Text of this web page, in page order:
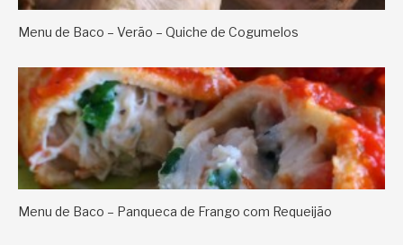
Menu de Baco – Verão – Quiche de Cogumelos
Menu de Baco – Panqueca de Frango com Requeijão